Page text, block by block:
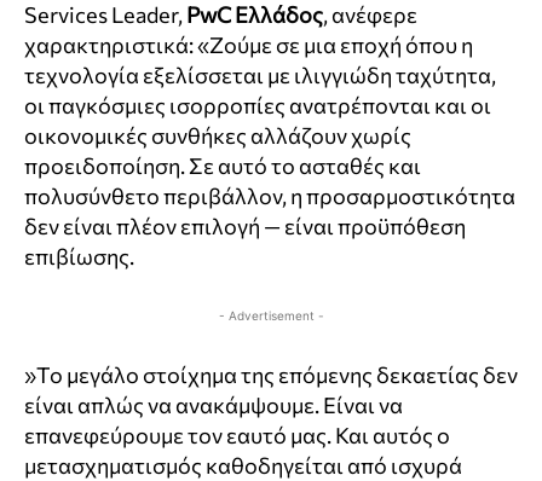
Services Leader, PwC Ελλάδος, ανέφερε
χαρακτηριστικά: «Ζούμε σε μια εποχή όπου η
τεχνολογία εξελίσσεται με ιλιγγιώδη ταχύτητα,
οι παγκόσμιες ισορροπίες ανατρέπονται και οι
οικονομικές συνθήκες αλλάζουν χωρίς
προειδοποίηση. Σε αυτό το ασταθές και
πολυσύνθετο περιβάλλον, η προσαρμοστικότητα
δεν είναι πλέον επιλογή — είναι προϋπόθεση
επιβίωσης.
- Advertisement -
»Το μεγάλο στοίχημα της επόμενης δεκαετίας δεν
είναι απλώς να ανακάμψουμε. Είναι να
επανεφεύρουμε τον εαυτό μας. Και αυτός ο
μετασχηματισμός καθοδηγείται από ισχυρά